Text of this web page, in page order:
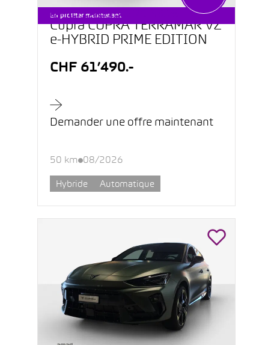
En profiter maintenant
FAMILY CARS LEASING À 0.9%
Cupra CUPRA TERRAMAR VZ
e-HYBRID PRIME EDITION
CHF 61’490.-
Demander une offre maintenant
50 km 08/2026
Hybride Automatique